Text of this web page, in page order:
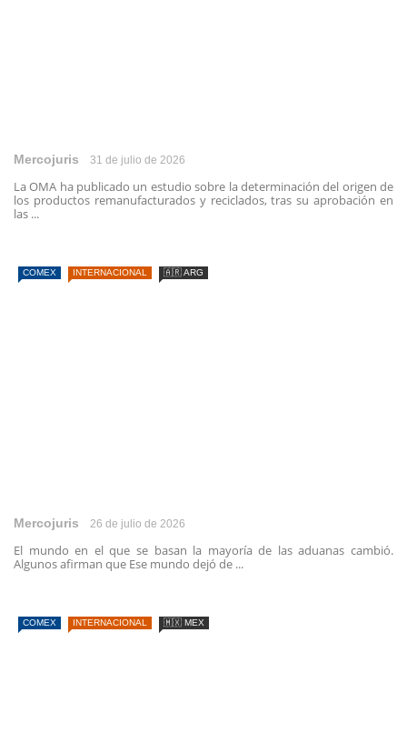
Mercojuris 31 de julio de 2026
La OMA ha publicado un estudio sobre la determinación del origen de
los productos remanufacturados y reciclados, tras su aprobación en
las ...
COMEX INTERNACIONAL 🇦🇷 ARG
Mercojuris 26 de julio de 2026
El mundo en el que se basan la mayoría de las aduanas cambió.
Algunos afirman que Ese mundo dejó de ...
COMEX INTERNACIONAL 🇲🇽 MEX